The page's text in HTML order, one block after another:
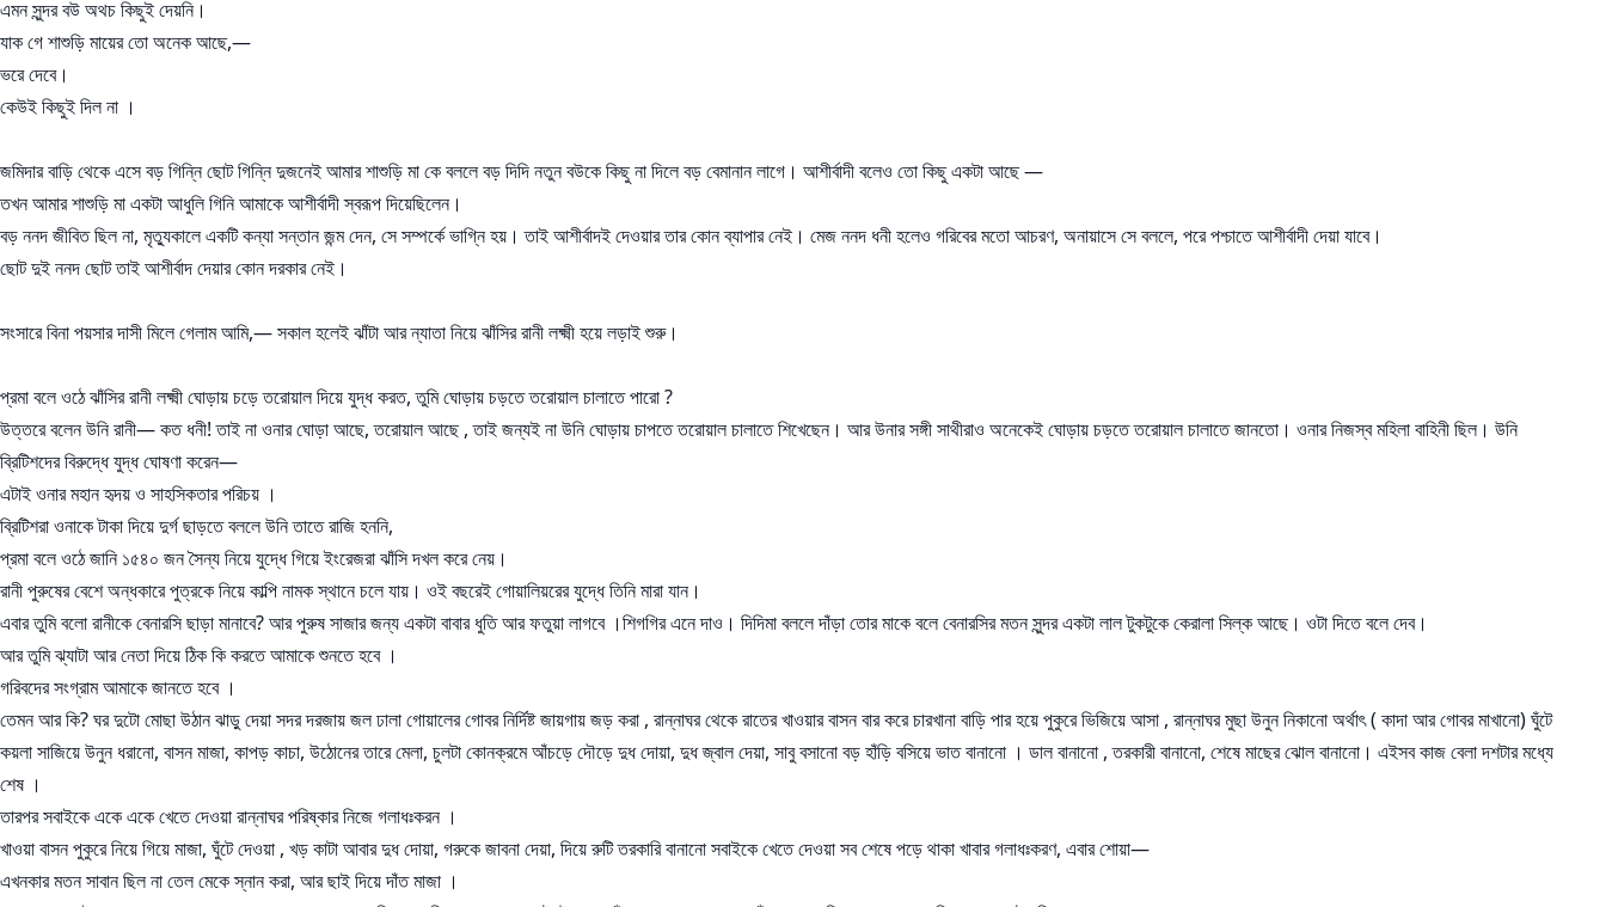
এমন সুন্দর বউ অথচ কিছুই দেয়নি।
যাক গে শাশুড়ি মায়ের তো অনেক আছে,—
ভরে দেবে।
কেউই কিছুই দিল না ।
জমিদার বাড়ি থেকে এসে বড় গিন্নি ছোট গিন্নি দুজনেই আমার শাশুড়ি মা কে বললে বড় দিদি নতুন বউকে কিছু না দিলে বড় বেমানান লাগে। আশীর্বাদী বলেও তো কিছু একটা আছে —
তখন আমার শাশুড়ি মা একটা আধুলি গিনি আমাকে আশীর্বাদী স্বরূপ দিয়েছিলেন।
বড় ননদ জীবিত ছিল না, মৃত্যুকালে একটি কন্যা সন্তান জন্ম দেন, সে সম্পর্কে ভাগ্নি হয়। তাই আশীর্বাদই দেওয়ার তার কোন ব্যাপার নেই। মেজ ননদ ধনী হলেও গরিবের মতো আচরণ, অনায়াসে সে বললে, পরে পশ্চাতে আশীর্বাদী দেয়া যাবে।
ছোট দুই ননদ ছোট তাই আশীর্বাদ দেয়ার কোন দরকার নেই।
সংসারে বিনা পয়সার দাসী মিলে গেলাম আমি,— সকাল হলেই ঝাঁটা আর ন্যাতা নিয়ে ঝাঁসির রানী লক্ষ্মী হয়ে লড়াই শুরু।
প্রমা বলে ওঠে ঝাঁসির রানী লক্ষ্মী ঘোড়ায় চড়ে তরোয়াল দিয়ে যুদ্ধ করত, তুমি ঘোড়ায় চড়তে তরোয়াল চালাতে পারো ?
উত্তরে বলেন উনি রানী— কত ধনী! তাই না ওনার ঘোড়া আছে, তরোয়াল আছে , তাই জন্যই না উনি ঘোড়ায় চাপতে তরোয়াল চালাতে শিখেছেন। আর উনার সঙ্গী সাথীরাও অনেকেই ঘোড়ায় চড়তে তরোয়াল চালাতে জানতো। ওনার নিজস্ব মহিলা বাহিনী ছিল। উনি
ব্রিটিশদের বিরুদ্ধে যুদ্ধ ঘোষণা করেন—
এটাই ওনার মহান হৃদয় ও সাহসিকতার পরিচয় ।
ব্রিটিশরা ওনাকে টাকা দিয়ে দুর্গ ছাড়তে বললে উনি তাতে রাজি হননি,
প্রমা বলে ওঠে জানি ১৫৪০ জন সৈন্য নিয়ে যুদ্ধে গিয়ে ইংরেজরা ঝাঁসি দখল করে নেয়।
রানী পুরুষের বেশে অন্ধকারে পুত্রকে নিয়ে কাল্পি নামক স্থানে চলে যায়। ওই বছরেই গোয়ালিয়রের যুদ্ধে তিনি মারা যান।
এবার তুমি বলো রানীকে বেনারসি ছাড়া মানাবে? আর পুরুষ সাজার জন্য একটা বাবার ধুতি আর ফতুয়া লাগবে ।শিগগির এনে দাও। দিদিমা বললে দাঁড়া তোর মাকে বলে বেনারসির মতন সুন্দর একটা লাল টুকটুকে কেরালা সিল্ক আছে। ওটা দিতে বলে দেব।
আর তুমি ঝ্যাটা আর নেতা দিয়ে ঠিক কি করতে আমাকে শুনতে হবে ।
গরিবদের সংগ্রাম আমাকে জানতে হবে ।
তেমন আর কি? ঘর দুটো মোছা উঠান ঝাড়ু দেয়া সদর দরজায় জল ঢালা গোয়ালের গোবর নির্দিষ্ট জায়গায় জড় করা , রান্নাঘর থেকে রাতের খাওয়ার বাসন বার করে চারখানা বাড়ি পার হয়ে পুকুরে ভিজিয়ে আসা , রান্নাঘর মুছা উনুন নিকানো অর্থাৎ ( কাদা আর গোবর মাখানো) ঘুঁটে
কয়লা সাজিয়ে উনুন ধরানো, বাসন মাজা, কাপড় কাচা, উঠোনের তারে মেলা, চুলটা কোনক্রমে আঁচড়ে দৌড়ে দুধ দোয়া, দুধ জ্বাল দেয়া, সাবু বসানো বড় হাঁড়ি বসিয়ে ভাত বানানো । ডাল বানানো , তরকারী বানানো, শেষে মাছের ঝোল বানানো। এইসব কাজ বেলা দশটার মধ্যে
শেষ ।
তারপর সবাইকে একে একে খেতে দেওয়া রান্নাঘর পরিষ্কার নিজে গলাধঃকরন ।
খাওয়া বাসন পুকুরে নিয়ে গিয়ে মাজা, ঘুঁটে দেওয়া , খড় কাটা আবার দুধ দোয়া, গরুকে জাবনা দেয়া, দিয়ে রুটি তরকারি বানানো সবাইকে খেতে দেওয়া সব শেষে পড়ে থাকা খাবার গলাধঃকরণ, এবার শোয়া—
এখনকার মতন সাবান ছিল না তেল মেকে স্নান করা, আর ছাই দিয়ে দাঁত মাজা ।